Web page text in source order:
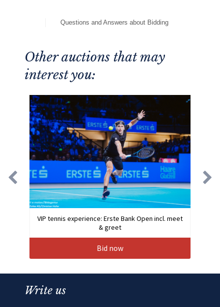
Questions and Answers about Bidding
Other auctions that may
interest you:
VIP tennis experience: Erste Bank Open incl. meet
& greet
Bid now
Write us